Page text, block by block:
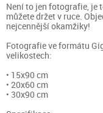
Není to jen fotografie, je
můžete držet v ruce.
nejcennější okamžiky!
Fotografie ve formátu
velikostech:
• 15x90 cm
• 20x60 cm
• 30x90 cm